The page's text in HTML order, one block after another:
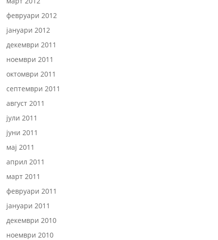
февруари 2012
јануари 2012
декември 2011
ноември 2011
октомври 2011
септември 2011
август 2011
јули 2011
јуни 2011
мај 2011
април 2011
март 2011
февруари 2011
јануари 2011
декември 2010
ноември 2010